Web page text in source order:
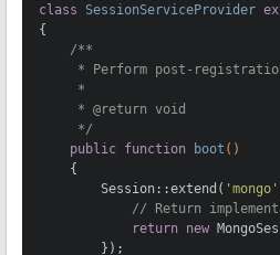
class SessionServiceProvider
{
/**
* Perform post-
     *
     *
@return void
     */
public function boot ()
{
        Session::extend(
'mongo'
// Return
return
new
        });